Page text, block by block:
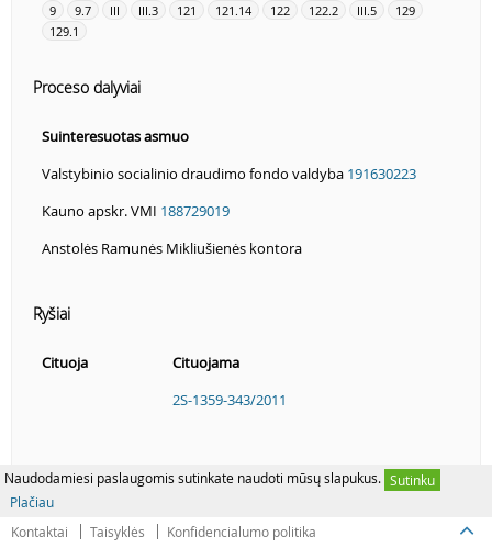
Naudodamiesi paslaugomis sutinkate naudoti mūsų slapukus. Sutinku
Plačiau
9 9.7 III III.3 121 121.14 122 122.2 III.5
129
129.1
Proceso dalyviai
Suinteresuotas asmuo
Valstybinio socialinio draudimo fondo valdyba 191630223
Kauno apskr. VMI 188729019
Anstolės Ramunės Mikliušienės kontora
Ryšiai
Cituoja
Cituojama
2S-1359-343/2011
Kontaktai Taisyklės Konfidencialumo politika